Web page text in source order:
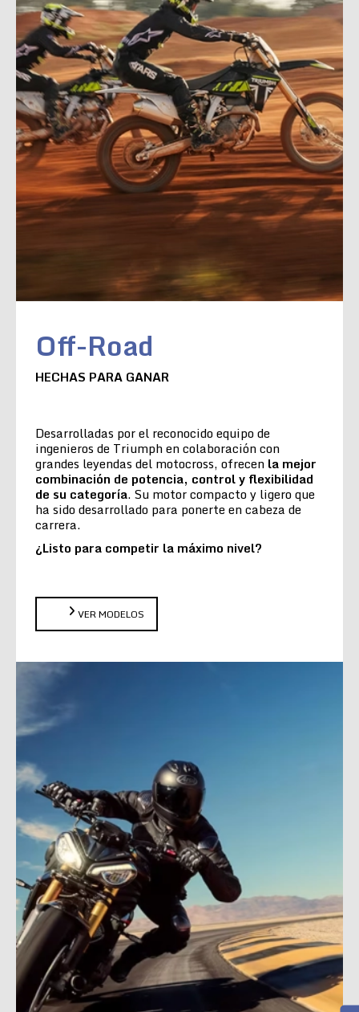
Off-Road
HECHAS PARA GANAR
Desarrolladas por el reconocido equipo de
ingenieros de Triumph en colaboración con
grandes leyendas del motocross, ofrecen la mejor
combinación de potencia, control y flexibilidad
de su categoría. Su motor compacto y ligero que
ha sido desarrollado para ponerte en cabeza de
carrera.
¿Listo para competir la máximo nivel?
VER MODELOS